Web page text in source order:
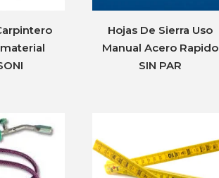
Hojas De Sierra Uso
Manual Acero Rapido
SIN PAR